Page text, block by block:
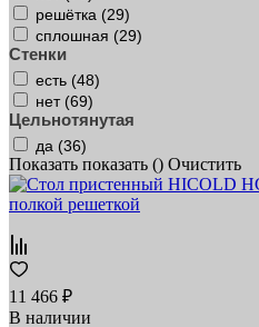
решётка (29)
сплошная (29)
Стенки
есть (48)
нет (69)
Цельнотянутая
да (36)
Показать показать () Очистить
11 466 ₽
В наличии